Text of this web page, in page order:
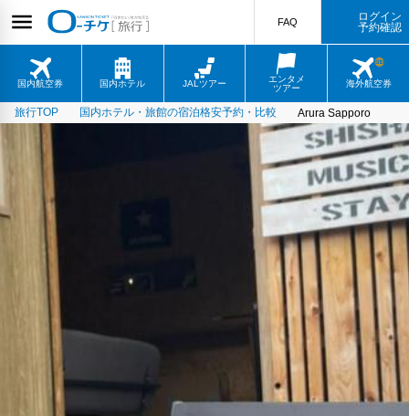
国内航空券 国内ホテル JALツアー
エンタメ
ツアー
海外航空券
FAQ
ログイン
予約確認
旅行TOP 国内ホテル・旅館の宿泊格安予約・比較 Arura Sapporo